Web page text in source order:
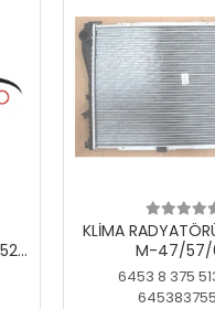
KLİMA
M-47/57/
6453 8 375